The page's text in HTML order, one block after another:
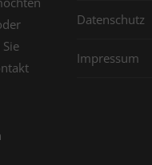
Datenschutz
Impressum